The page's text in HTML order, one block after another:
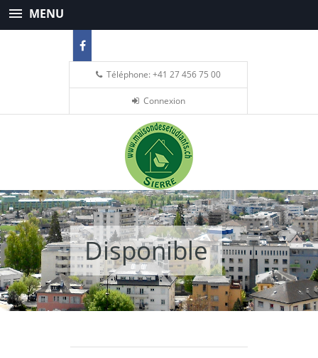
MENU
Téléphone: +41 27 456 75 00
Connexion
Disponible